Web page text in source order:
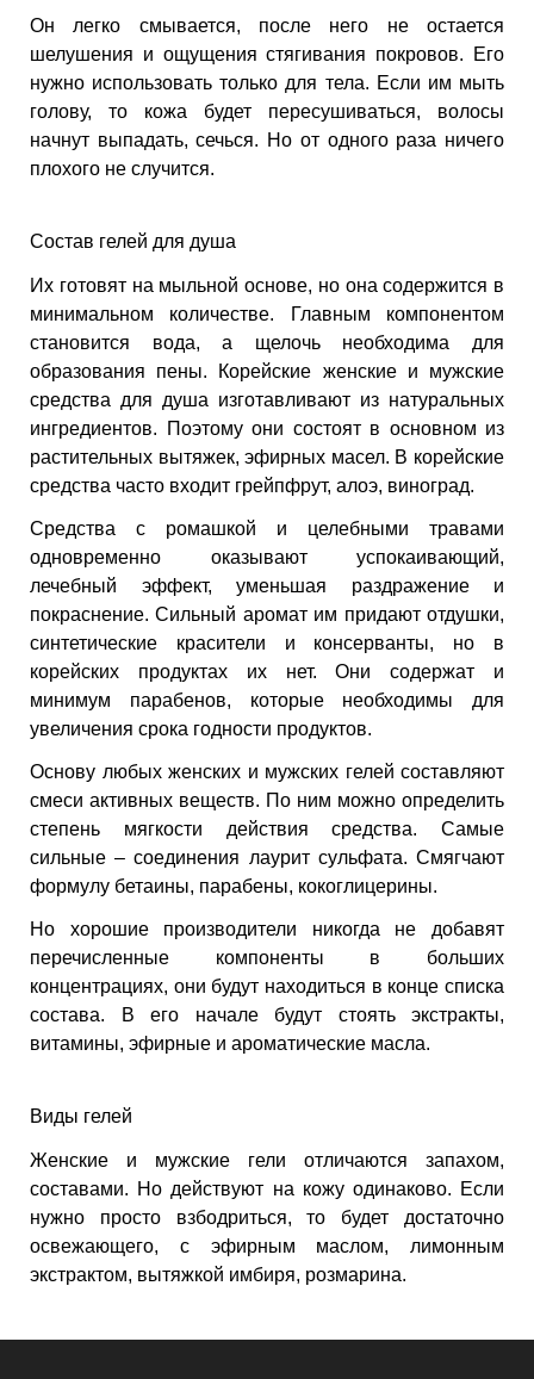
И
ТЕЙПЫ
keyboard_arrow_right
keyboard_arrow_right
Он легко смывается, после него не остается
шелушения и ощущения стягивания покровов. Его
нужно использовать только для тела. Если им мыть
голову, то кожа будет пересушиваться, волосы
начнут выпадать, сечься. Но от одного раза ничего
плохого не случится.
Состав гелей для душа
Их готовят на мыльной основе, но она содержится в
минимальном количестве. Главным компонентом
становится вода, а щелочь необходима для
образования пены. Корейские женские и мужские
средства для душа изготавливают из натуральных
ингредиентов. Поэтому они состоят в основном из
растительных вытяжек, эфирных масел. В корейские
средства часто входит грейпфрут, алоэ, виноград.
Средства с ромашкой и целебными травами
одновременно оказывают успокаивающий,
лечебный эффект, уменьшая раздражение и
покраснение. Сильный аромат им придают отдушки,
синтетические красители и консерванты, но в
корейских продуктах их нет. Они содержат и
минимум парабенов, которые необходимы для
увеличения срока годности продуктов.
Основу любых женских и мужских гелей составляют
смеси активных веществ. По ним можно определить
степень мягкости действия средства. Самые
сильные – соединения лаурит сульфата. Смягчают
формулу бетаины, парабены, кокоглицерины.
Но хорошие производители никогда не добавят
перечисленные компоненты в больших
концентрациях, они будут находиться в конце списка
состава. В его начале будут стоять экстракты,
витамины, эфирные и ароматические масла.
Виды гелей
Женские и мужские гели отличаются запахом,
составами. Но действуют на кожу одинаково. Если
нужно просто взбодриться, то будет достаточно
освежающего, с эфирным маслом, лимонным
экстрактом, вытяжкой имбиря, розмарина.